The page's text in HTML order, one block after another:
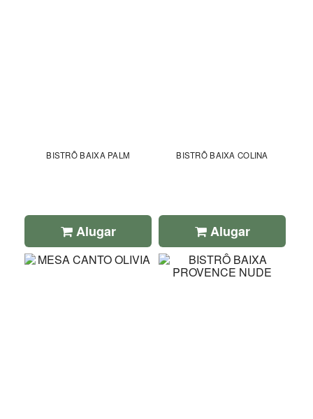
BISTRÔ BAIXA PALM
Alugar
BISTRÔ BAIXA COLINA
Alugar